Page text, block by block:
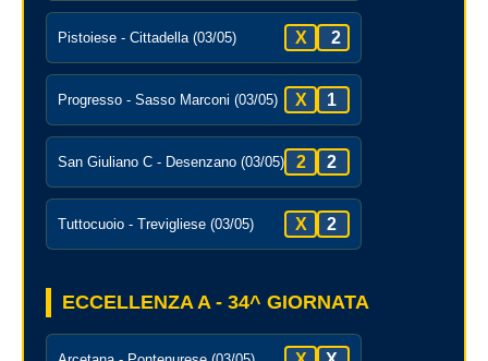
Pistoiese - Cittadella (03/05) X 2
Progresso - Sasso Marconi (03/05) X 1
San Giuliano C - Desenzano (03/05) 2 2
Tuttocuoio - Trevigliese (03/05) X 2
ECCELLENZA A - 34^ GIORNATA